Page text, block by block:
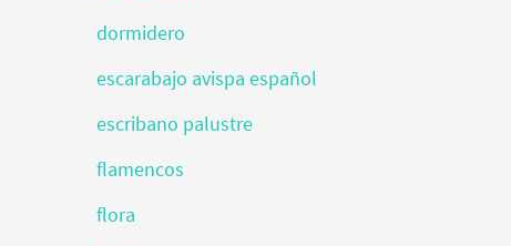
dormidero
escarabajo avispa español
escribano palustre
flamencos
flora